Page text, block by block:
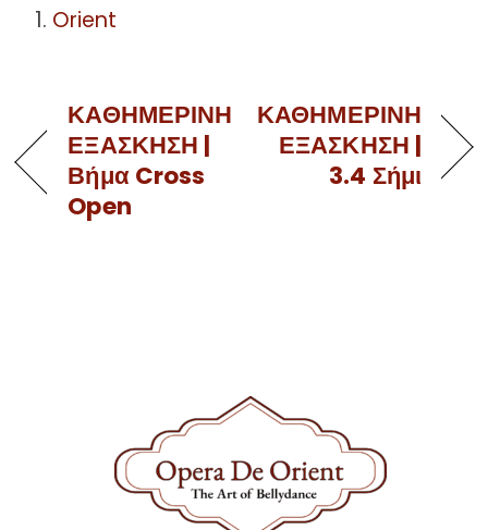
Orient
ΚΑΘΗΜΕΡΙΝΗ
ΕΞΑΣΚΗΣΗ |
Βήμα Cross
Open
ΚΑΘΗΜΕΡΙΝΗ
ΕΞΑΣΚΗΣΗ |
3.4 Σήμι